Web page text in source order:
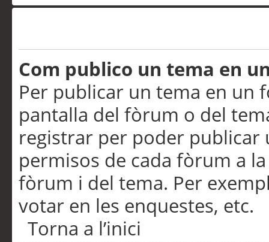
Com publico un tema en
Per publicar un tema en un
pantalla del fòrum o del
registrar per poder publicar
permisos de cada fòrum a
fòrum i del tema. Per
votar en les enquestes, etc.
Torna a l’inici